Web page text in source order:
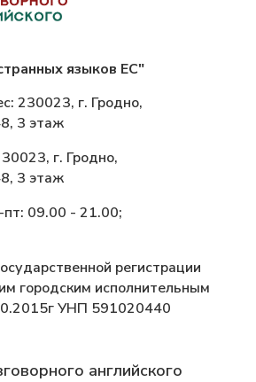
языков ЕС"
230023, г. Гродно,
3 этаж
г. Гродно,
3 этаж
09.00 - 21.00;
регистрации
городским исполнительным
УНП 591020440
английского